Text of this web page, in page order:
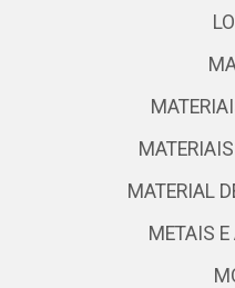
MATERIAL
METAIS